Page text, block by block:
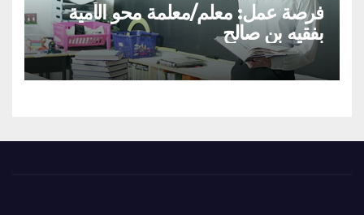
فرصة عمل: معلم/معلمة محو الأمية
بفقيه بن صالح